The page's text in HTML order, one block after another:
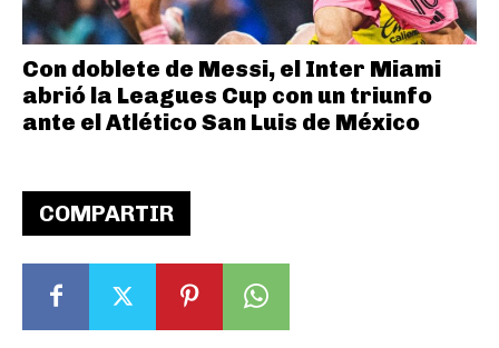
COMPARTIR
Con doblete de Messi, el Inter Miami
abrió la Leagues Cup con un triunfo
ante el Atlético San Luis de México